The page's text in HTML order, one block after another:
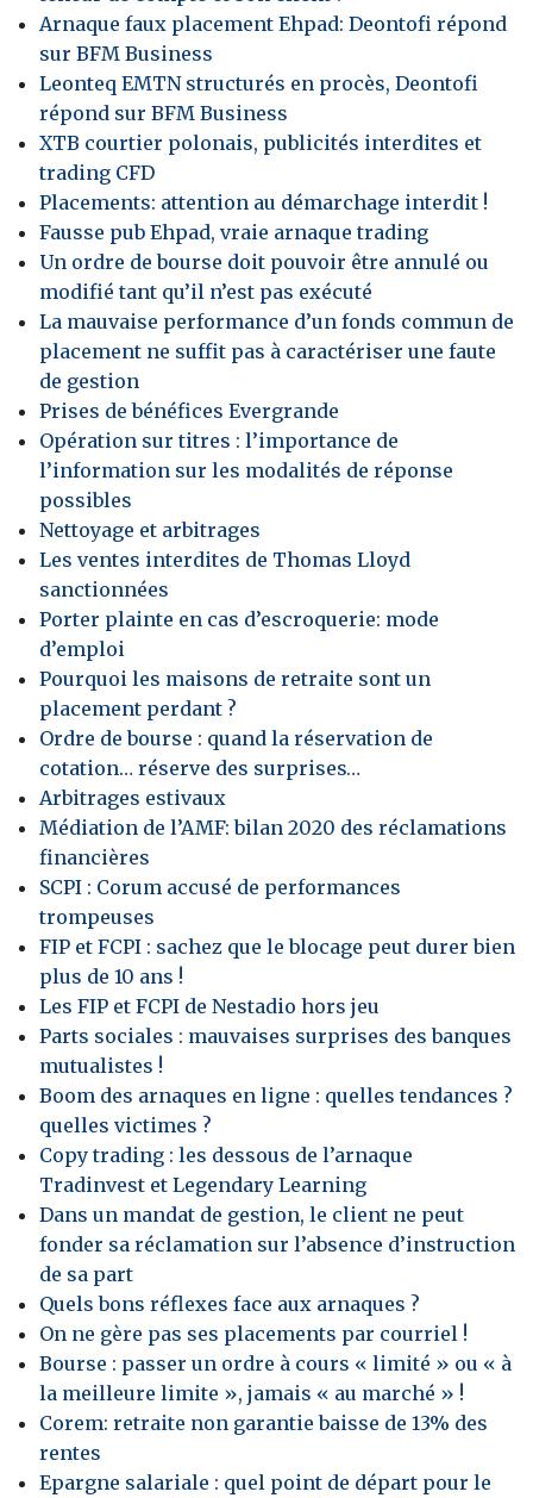
Arnaque faux placement Ehpad: Deontofi répond
sur BFM Business
Leonteq EMTN structurés en procès, Deontofi
répond sur BFM Business
XTB courtier polonais, publicités interdites et
trading CFD
Placements: attention au démarchage interdit !
Fausse pub Ehpad, vraie arnaque trading
Un ordre de bourse doit pouvoir être annulé ou
modifié tant qu’il n’est pas exécuté
La mauvaise performance d’un fonds commun de
placement ne suffit pas à caractériser une faute
de gestion
Prises de bénéfices Evergrande
Opération sur titres : l’importance de
l’information sur les modalités de réponse
possibles
Nettoyage et arbitrages
Les ventes interdites de Thomas Lloyd
sanctionnées
Porter plainte en cas d’escroquerie: mode
d’emploi
Pourquoi les maisons de retraite sont un
placement perdant ?
Ordre de bourse : quand la réservation de
cotation… réserve des surprises…
Arbitrages estivaux
Médiation de l’AMF: bilan 2020 des réclamations
financières
SCPI : Corum accusé de performances
trompeuses
FIP et FCPI : sachez que le blocage peut durer bien
plus de 10 ans !
Les FIP et FCPI de Nestadio hors jeu
Parts sociales : mauvaises surprises des banques
mutualistes !
Boom des arnaques en ligne : quelles tendances ?
quelles victimes ?
Copy trading : les dessous de l’arnaque
Tradinvest et Legendary Learning
Dans un mandat de gestion, le client ne peut
fonder sa réclamation sur l’absence d’instruction
de sa part
Quels bons réflexes face aux arnaques ?
On ne gère pas ses placements par courriel !
Bourse : passer un ordre à cours « limité » ou « à
la meilleure limite », jamais « au marché » !
Corem: retraite non garantie baisse de 13% des
rentes
Epargne salariale : quel point de départ pour le